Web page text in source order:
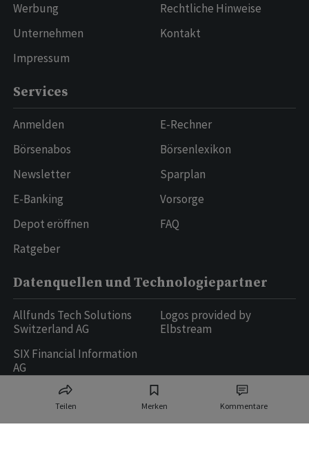
Teilen Merken Kommentare
Werbung
Unternehmen
Impressum
Rechtliche Hinweise
Kontakt
Services
Anmelden
Börsenabos
Newsletter
E-Banking
Depot eröffnen
Ratgeber
E-Rechner
Börsenlexikon
Sparplan
Vorsorge
FAQ
Datenquellen und Technologiepartner
Allfunds Tech Solutions
Switzerland AG
SIX Financial Information
AG
Logos provided by
Elbstream